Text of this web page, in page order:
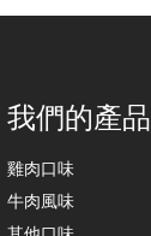
我們的產品
雞肉口味
牛肉風味